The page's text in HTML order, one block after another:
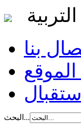
إستقبال
البحث...